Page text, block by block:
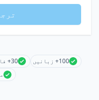
100+ زبانیں 30+ فارمیٹس